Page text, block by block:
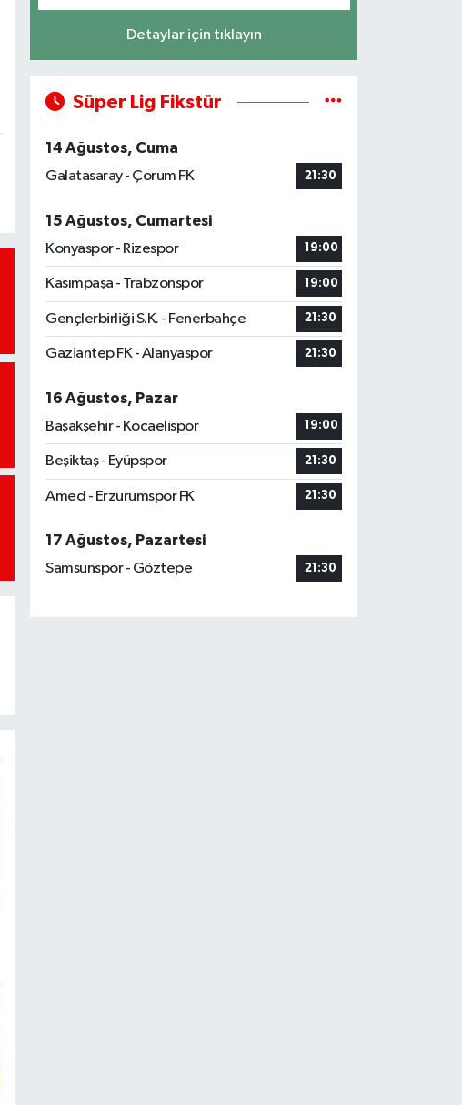
Detaylar için tıklayın
Süper Lig Fikstür
14 Ağustos, Cuma
Galatasaray - Çorum FK
21:30
15 Ağustos, Cumartesi
Konyaspor - Rizespor
19:00
Kasımpaşa - Trabzonspor 19:00
Gençlerbirliği S.K. - Fenerbahçe 21:30
Gaziantep FK - Alanyaspor 21:30
16 Ağustos, Pazar
Başakşehir - Kocaelispor
19:00
Beşiktaş - Eyüpspor 21:30
Amed - Erzurumspor FK 21:30
17 Ağustos, Pazartesi
Samsunspor - Göztepe
21:30